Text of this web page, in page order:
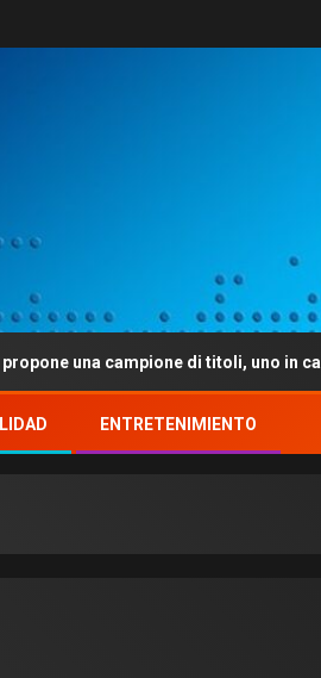
di titoli, uno in caratteristiche
ENTRETENIMIENTO